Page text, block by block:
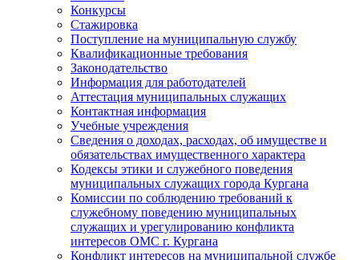
Конкурсы
Стажировка
Поступление на муниципальную службу
Квалификационные требования
Законодательство
Информация для работодателей
Аттестация муниципальных служащих
Контактная информация
Учебные учреждения
Сведения о доходах, расходах, об имуществе и
обязательствах имущественного характера
Кодексы этики и служебного поведения
муниципальных служащих города Кургана
Комиссии по соблюдению требований к
служебному поведению муниципальных
служащих и урегулированию конфликта
интересов ОМС г. Кургана
Конфликт интересов на муниципальной службе